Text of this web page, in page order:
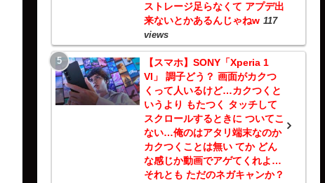
ストレージ足らなくて アプデ出
来ないとかあるんじゃねw 117
views
【スマホ】SONY「Xperia 1
VI」 調子どう？ 画面がカクつ
くって人いるけど…カクつくと
いうより もたつく タッチして
スクロールするときに ついてこ
ない…俺のはアタリ端末なのか
カクつくことは無い てか どん
な感じか動画でアゲてくれよ…
それとも ただのネガキャンか？